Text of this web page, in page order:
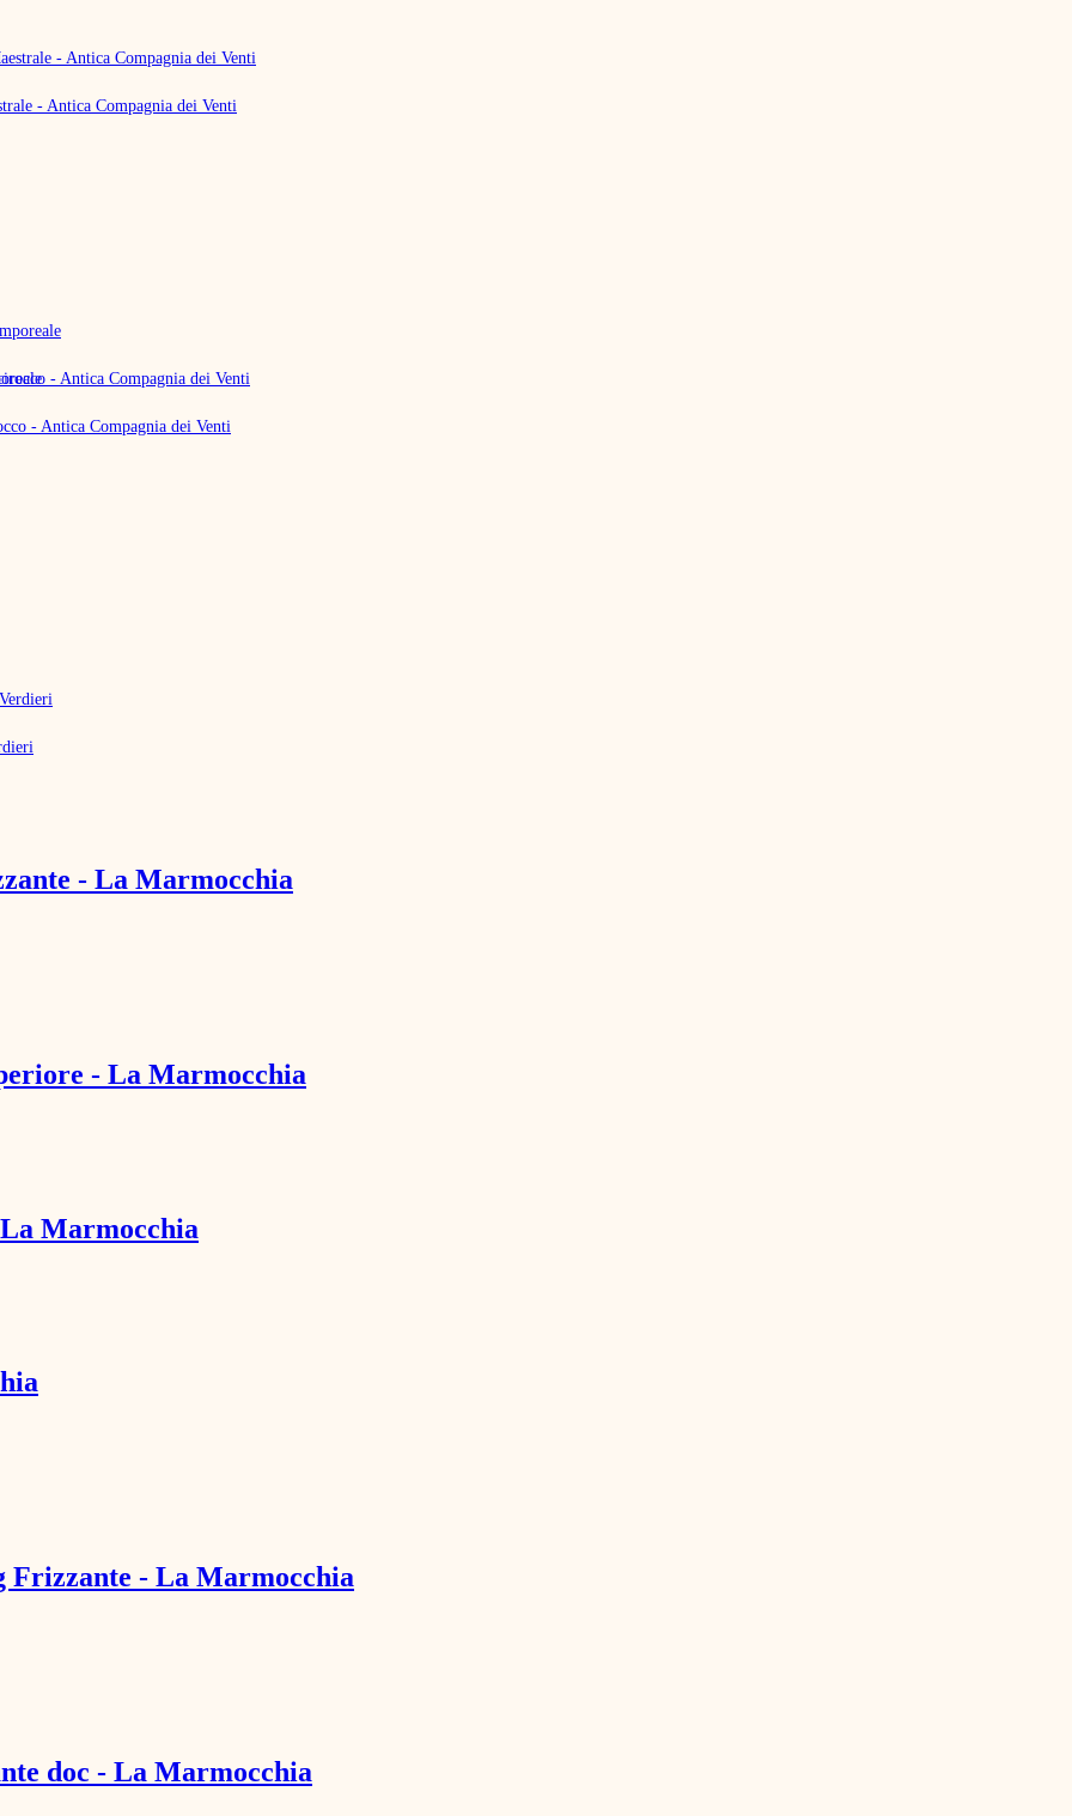
- Antica Compagnia dei Venti
- Antica Compagnia dei Venti
- La Marmocchia
- La Marmocchia
Marmocchia
Frizzante - La Marmocchia
doc - La Marmocchia